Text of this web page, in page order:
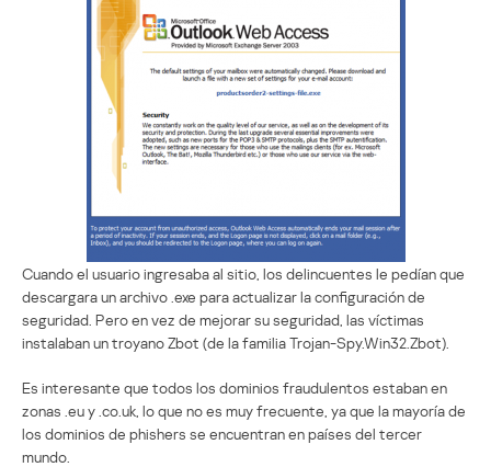
Cuando el usuario ingresaba al sitio, los delincuentes le pedían que
descargara un archivo .exe para actualizar la configuración de
seguridad. Pero en vez de mejorar su seguridad, las víctimas
instalaban un troyano Zbot (de la familia Trojan-Spy.Win32.Zbot).
Es interesante que todos los dominios fraudulentos estaban en
zonas .eu y .co.uk, lo que no es muy frecuente, ya que la mayoría de
los dominios de phishers se encuentran en países del tercer
mundo.